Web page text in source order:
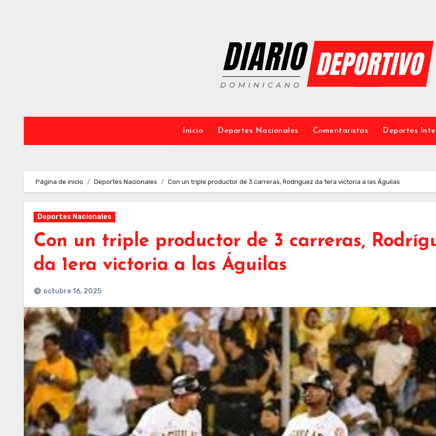
Inicio Deportes Nacionales Comentaristas Deportes
Página de inicio Deportes Nacionales Con un triple productor de 3 carreras, Rodríguez da 1era victoria a las Águilas
Deportes Nacionales
Con un triple productor de 3 carreras,
da 1era victoria a las Águilas
octubre 16, 2025